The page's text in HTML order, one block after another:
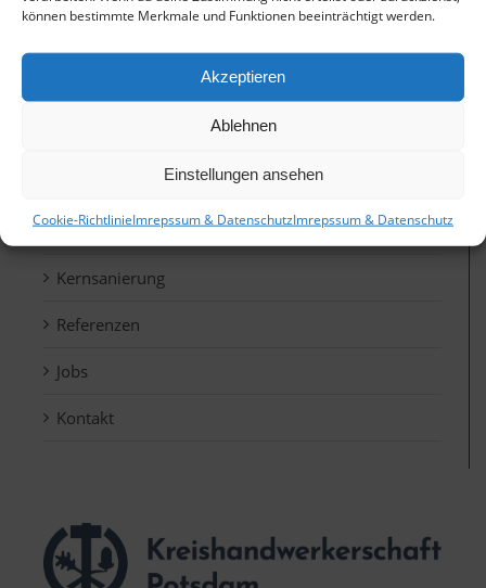
können bestimmte Merkmale und Funktionen beeinträchtigt werden.
Akzeptieren
Ablehnen
Einstellungen ansehen
Cookie-RichtlinieImrepssum & DatenschutzImrepssum & Datenschutz
Energieberatung
Photovoltaik
Kernsanierung
Referenzen
Jobs
Kontakt